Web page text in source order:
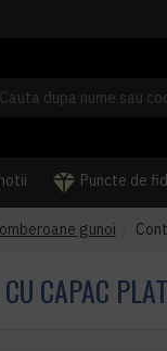
Puncte de
gunoi
CAPAC